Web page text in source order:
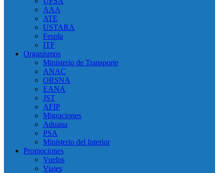
AAA
ATE
USTARA
Fespla
ITF
Organísmos
Ministerio de Transporte
ANAC
ORSNA
EANA
JST
AFIP
Migraciones
Aduana
PSA
Ministerio del Interior
Promociones
Vuelos
Viajes